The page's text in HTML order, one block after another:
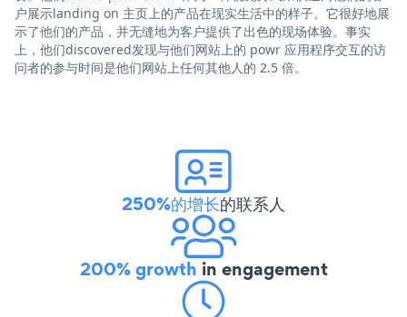
户展示landing on 主页上的产品在现实生活中的样子。它很好地展
示了他们的产品，并无缝地为客户提供了出色的现场体验。事实
上，他们discovered发现与他们网站上的 powr 应用程序交互的访
问者的参与时间是他们网站上任何其他人的 2.5 倍。
250%的增长的联系人
200% growth in engagement